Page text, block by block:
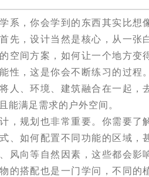
系，你会学到的东西其实比想
先，设计当然是核心，从一张
空间方案，如何让一个地方变
性，这是你会不断练习的过程
人、环境、建筑融合在一起，
能满足需求的户外空间。
，规划也非常重要。你需要了
、如何配置不同功能的区域，
风向等自然因素，这些都会影
的搭配也是一门学问，不同的